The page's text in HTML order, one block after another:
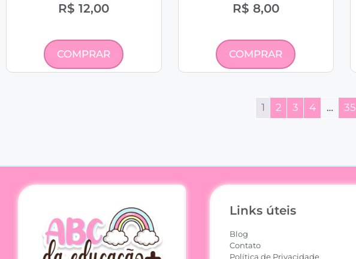
R$ 12,00
COMPRAR
R$ 8,00
COMPRAR
1 2 3 4 … 35
Links úteis
Blog
Contato
Política de Privacidade